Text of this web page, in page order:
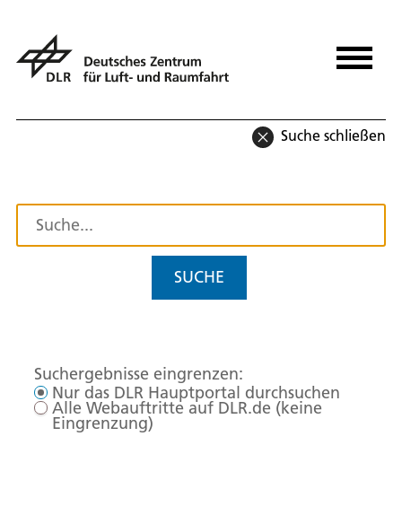
Suche schließen
SUCHE
Suchergebnisse eingrenzen:
Nur das DLR Hauptportal durchsuchen
Alle Webauftritte auf DLR.de (keine
Eingrenzung)